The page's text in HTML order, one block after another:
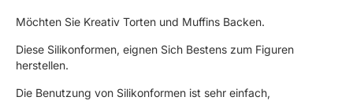
Möchten Sie Kreativ Torten und Muffins Backen.
Diese Silikonformen, eignen Sich Bestens zum Figuren
herstellen.
Die Benutzung von Silikonformen ist sehr einfach,